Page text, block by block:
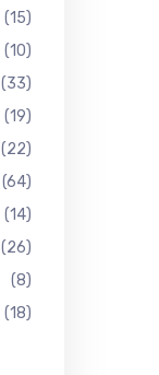
(15)
(10)
(33)
(19)
(22)
(64)
(14)
(26)
(8)
(18)